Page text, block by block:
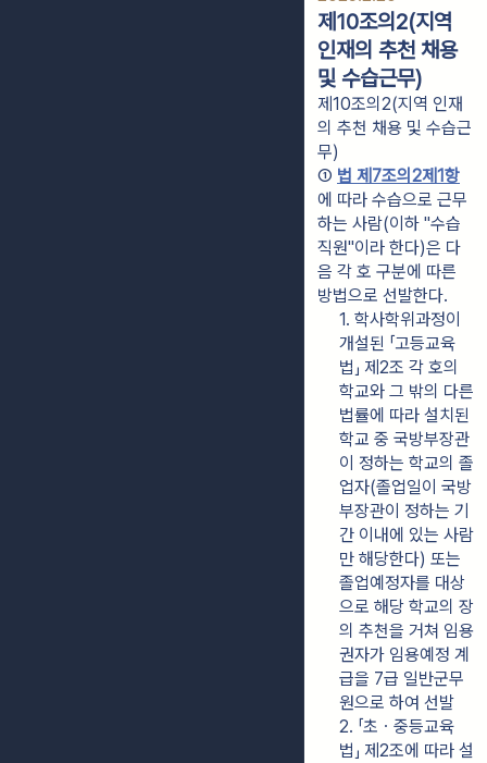
제10조의2(지역
인재의 추천 채용
및 수습근무)
제10조의2(지역 인재
의 추천 채용 및 수습근
무)
① 법 제7조의2제1항
에 따라 수습으로 근무
하는 사람(이하 "수습
직원"이라 한다)은 다
음 각 호 구분에 따른
방법으로 선발한다.
1. 학사학위과정이
개설된 「고등교육
법」 제2조 각 호의
학교와 그 밖의 다른
법률에 따라 설치된
학교 중 국방부장관
이 정하는 학교의 졸
업자(졸업일이 국방
부장관이 정하는 기
간 이내에 있는 사람
만 해당한다) 또는
졸업예정자를 대상
으로 해당 학교의 장
의 추천을 거쳐 임용
권자가 임용예정 계
급을 7급 일반군무
원으로 하여 선발
2. 「초ㆍ중등교육
법」 제2조에 따라 설